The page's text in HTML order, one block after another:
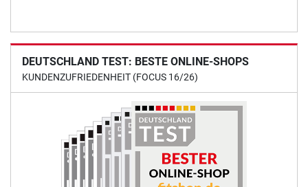
DEUTSCHLAND TEST: BESTE ONLINE-SHOPS
KUNDENZUFRIEDENHEIT (FOCUS 16/26)